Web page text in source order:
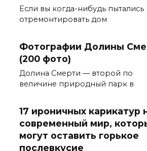
Если вы когда-нибудь пытались
отремонтировать дом
Фотографии Долины
(200 фото)
Долина Смерти — второй по
величине природный парк в
17 ироничных карикатур
современный мир,
могут оставить горькое
послевкусие